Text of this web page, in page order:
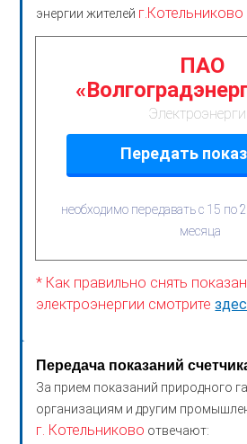
энергии жителей г.Котельниково
ПАО
Передать
необходимо передавать с 15 по
месяца
* Как правильно снять
электроэнергии смотрите
Передача показаний
За прием показаний природного
организациям и другим
г. Котельниково отвечают: